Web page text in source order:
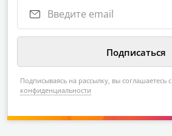
Подписываясь на рассылку, вы соглашаетесь с
конфиденциальности